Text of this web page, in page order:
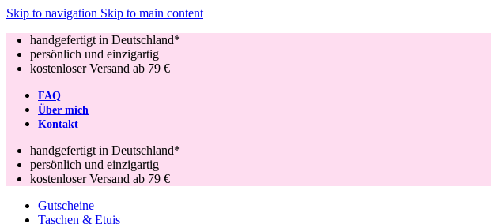
Skip to navigation Skip to main content
handgefertigt in Deutschland*
persönlich und einzigartig
kostenloser Versand ab 79 €
FAQ
Über mich
Kontakt
handgefertigt in Deutschland*
persönlich und einzigartig
kostenloser Versand ab 79 €
Gutscheine
Taschen & Etuis